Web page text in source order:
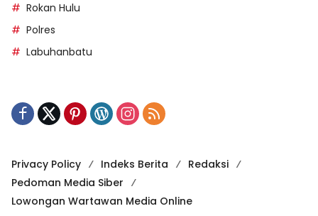
Rokan Hulu
Polres
Labuhanbatu
Privacy Policy Indeks Berita
Redaksi
Pedoman Media Siber
Lowongan Wartawan Media Online